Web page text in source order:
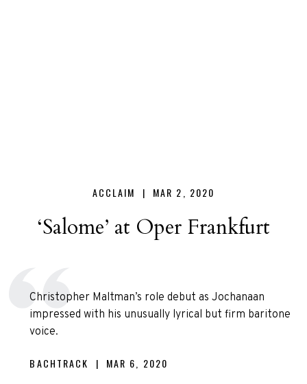
ACCLAIM | MAR 2, 2020
‘Salome’ at Oper Frankfurt
Christopher Maltman’s role debut as Jochanaan
impressed with his unusually lyrical but firm baritone
voice.
BACHTRACK | MAR 6, 2020